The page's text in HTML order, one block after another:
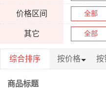
价格区间 全部
其它 全部
综合排序 按价格 按
商品标题